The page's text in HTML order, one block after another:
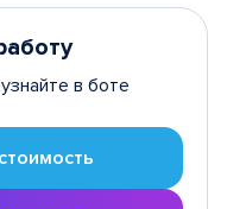
в боте